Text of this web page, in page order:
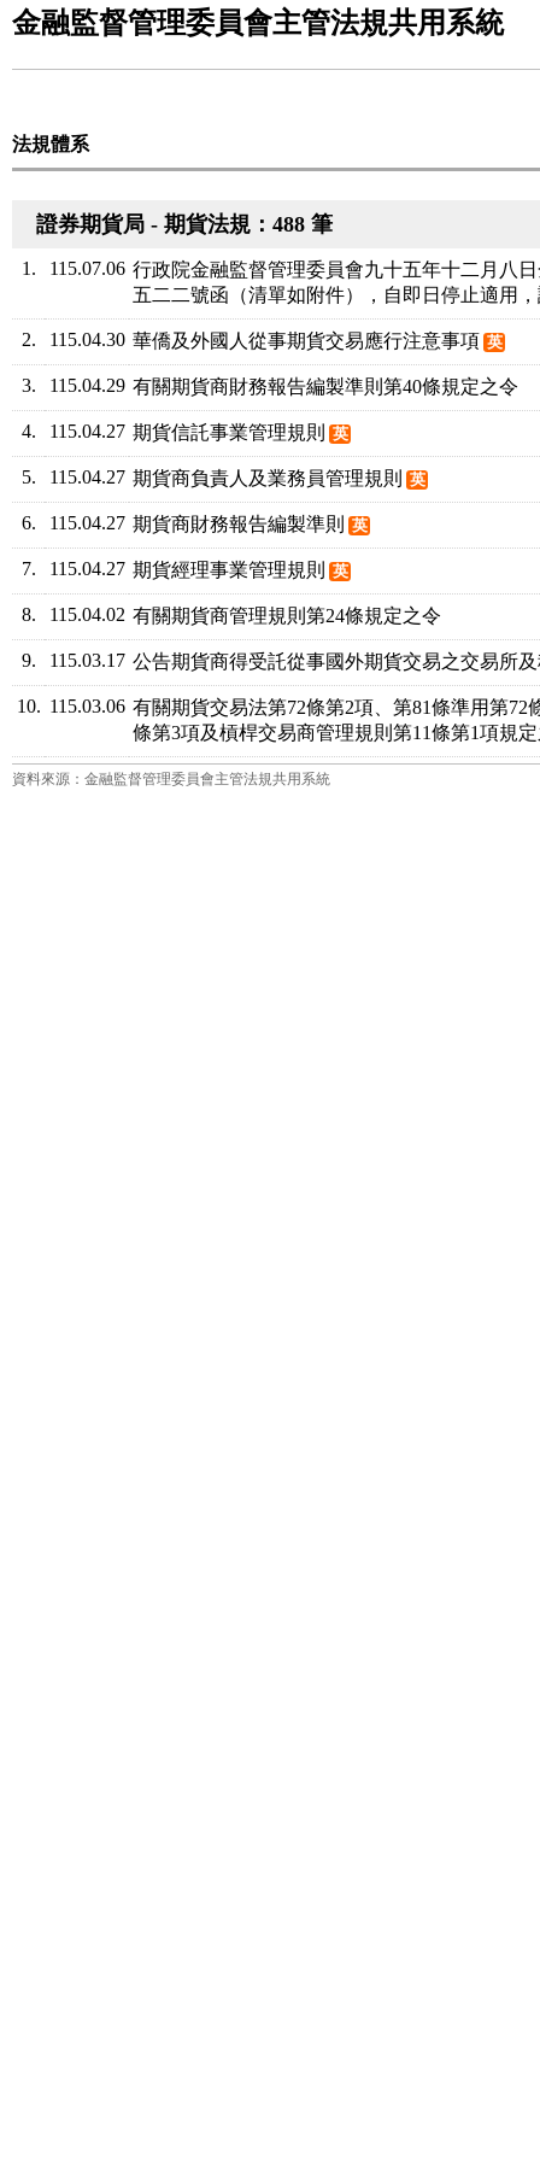
金融監督管理委員會主管法規共用系統
法規體系
證券期貨局 - 期貨法規：488 筆
1. 115.07.06 行政院金融監督管理委員會九十五年十二月八
五二二號函（清單如附件），自即日停止適用
2. 115.04.30 華僑及外國人從事期貨交易應行注意事項 英
3. 115.04.29 有關期貨商財務報告編製準則第40條規定之令
4. 115.04.27 期貨信託事業管理規則 英
5. 115.04.27 期貨商負責人及業務員管理規則 英
6. 115.04.27 期貨商財務報告編製準則 英
7. 115.04.27 期貨經理事業管理規則 英
8. 115.04.02 有關期貨商管理規則第24條規定之令
9. 115.03.17 公告期貨商得受託從事國外期貨交易之交易所
10. 115.03.06 有關期貨交易法第72條第2項、第81條準用第72
條第3項及槓桿交易商管理規則第11條第1項規
資料來源：金融監督管理委員會主管法規共用系統